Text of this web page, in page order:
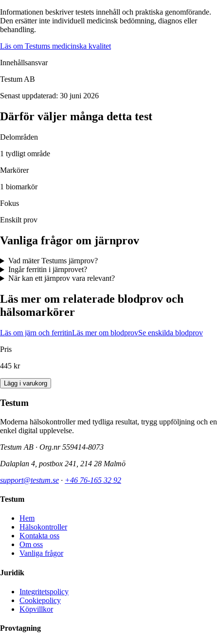
Informationen beskrivertestets innehåll och praktiska genomförande.
Den ersätter inte individuell medicinsk bedömning, diagnos eller
behandling.
Läs om Testums medicinska kvalitet
Innehållsansvar
Testum AB
Senast uppdaterad: 30 juni 2026
Därför väljer många detta test
Delområden
1 tydligt område
Markörer
1 biomarkör
Fokus
Enskilt prov
Vanliga frågor om järnprov
Vad mäter Testums järnprov?
Ingår ferritin i järnprovet?
När kan ett järnprov vara relevant?
Läs mer om relaterade blodprov och
hälsomarkörer
Läs om järn och ferritinLäs mer om blodprovSe enskilda blodprov
Pris
445 kr
Lägg i varukorg
Testum
Moderna hälsokontroller med tydliga resultat, trygg uppföljning och en
enkel digital upplevelse.
Testum AB · Org.nr559414-8073
Dalaplan 4, postbox 241, 214 28 Malmö
support@testum.se · +46 76-165 32 92
Testum
Hem
Hälsokontroller
Kontakta oss
Om oss
Vanliga frågor
Juridik
Integritetspolicy
Cookiepolicy
Köpvillkor
Provtagning